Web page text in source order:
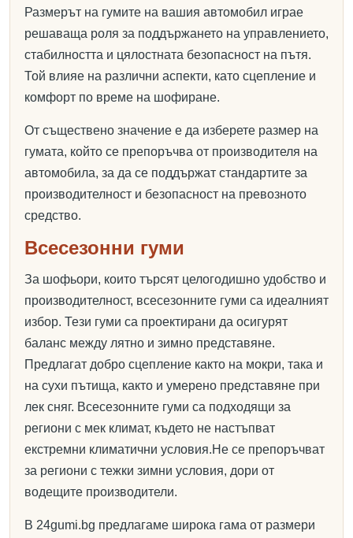
Размерът на гумите на вашия автомобил играе
решаваща роля за поддържането на управлението,
стабилността и цялостната безопасност на пътя.
Той влияе на различни аспекти, като сцепление и
комфорт по време на шофиране.
От съществено значение е да изберете размер на
гумата, който се препоръчва от производителя на
автомобила, за да се поддържат стандартите за
производителност и безопасност на превозното
средство.
Всесезонни гуми
За шофьори, които търсят целогодишно удобство и
производителност, всесезонните гуми са идеалният
избор. Тези гуми са проектирани да осигурят
баланс между лятно и зимно представяне.
Предлагат добро сцепление както на мокри, така и
на сухи пътища, както и умерено представяне при
лек сняг. Всесезонните гуми са подходящи за
региони с мек климат, където не настъпват
екстремни климатични условия.Не се препоръчват
за региони с тежки зимни условия, дори от
водещите производители.
В 24gumi.bg предлагаме широка гама от размери